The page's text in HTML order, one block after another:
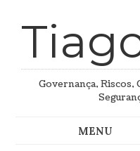
Governança, Riscos,